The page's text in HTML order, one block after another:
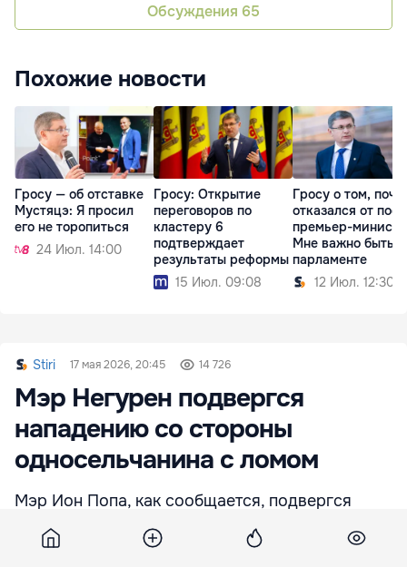
Обсуждения 65
Похожие новости
Гросу — об отставке
Мустяцэ: Я просил
его не торопиться
24 Июл. 14:00
Гросу: Открытие
переговоров по
кластеру 6
подтверждает
результаты реформы
15 Июл. 09:08
Гросу о том,
отказался от
премьер-
Мне важно быть в
парламенте
12 Июл. 12:30
Stiri 17 мая 2026, 20:45 14 726
Мэр Негурен подвергся
нападению со стороны
односельчанина с ломом
Мэр Ион Попа, как сообщается, подвергся
субботу, после давнего конфликта между